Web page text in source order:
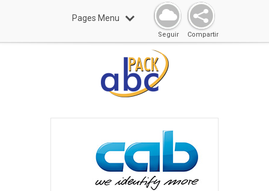
Pages Menu
Compartir
Seguir